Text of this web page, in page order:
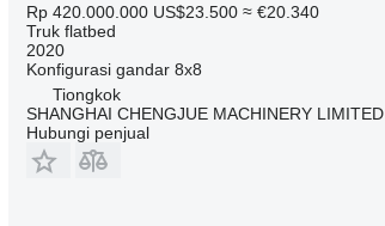
Rp 420.000.000 US$23.500 ≈ €20.340
Truk flatbed
2020
Konfigurasi gandar 8x8
Tiongkok
SHANGHAI CHENGJUE MACHINERY LIMITED
Hubungi penjual